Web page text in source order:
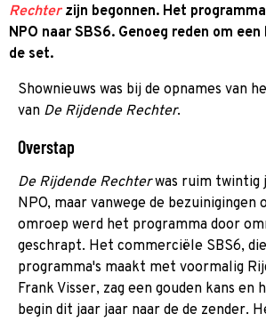
Rechter zijn begonnen. Het
NPO naar SBS6. Genoeg reden om
de set.
Shownieuws was bij de opnames van
van De Rijdende Rechter.
Overstap
De Rijdende Rechterwas ruim twintig
NPO, maar vanwege de bezuinigingen
omroep werd het programma door
geschrapt. Het commerciële SBS6,
programma's maakt met voormalig
Frank Visser, zag een gouden kans
begin dit jaar jaar naar de de zender.